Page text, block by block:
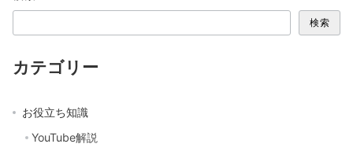
検索
カテゴリー
お役立ち知識
YouTube解説